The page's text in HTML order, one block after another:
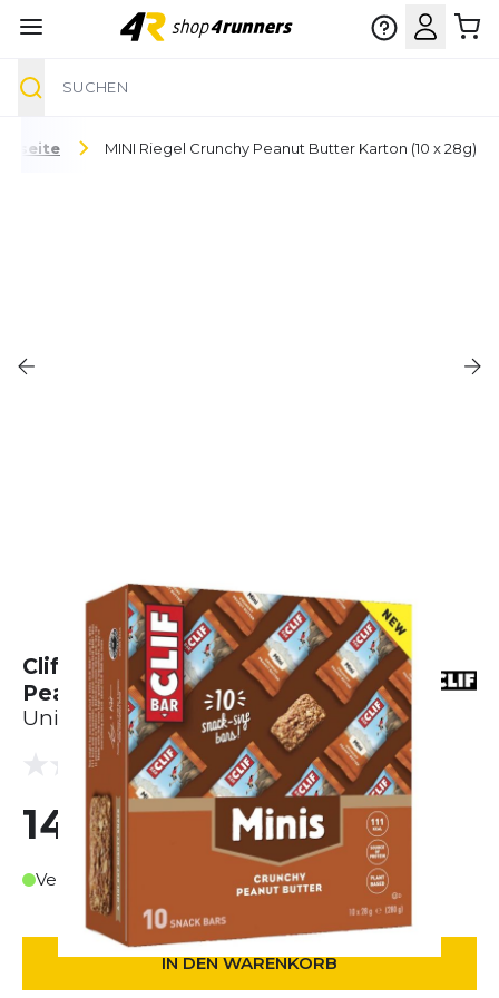
MINI Riegel Crunchy Peanut Butter Karton (10 x 28g)
Clif Bar MINI Riegel Crunchy
Peanut Butter Karton (10 x 28g)
Unisex
0.0 (0 Bewertungen)
14,90 €
Verfügbar in ca. 3-4 Werktagen
IN DEN WARENKORB